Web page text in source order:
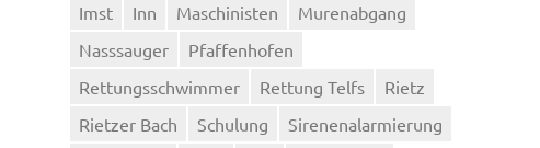
Imst
Inn Maschinisten
Murenabgang
Nasssauger
Pfaffenhofen
Rettungsschwimmer
Rettung Telfs
Rietz
Rietzer Bach
Schulung
Sirenenalarmierung